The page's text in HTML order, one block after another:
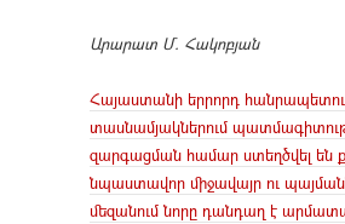
Արարատ Մ. Հակոբյան
Հայաստանի երրորդ
տասնամյակներում
զարգացման համար ստեղծվել են
նպաստավոր միջավայր ու
մեզանում նորը դանդաղ է